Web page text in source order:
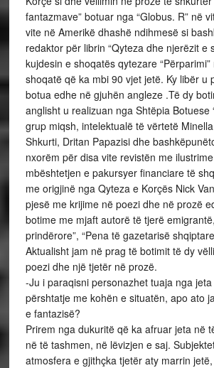
fantazmave” botuar nga “Globus. R” në
vite në Amerikë dhashë ndihmesë si
redaktor për librin “Qyteza dhe njerëzit e
kujdesin e shoqatës qytezare
shoqatë që ka mbi 90 vjet jetë. Ky libër u
botua edhe në gjuhën angleze .Të dy
anglisht u realizuan nga Shtëpia Botuese
grup miqsh, intelektualë të vërtetë
Shkurti, Dritan Papazisi dhe
nxorëm për disa vite revistën me
mbështetjen e pakursyer financiare të
me origjinë nga Qyteza e Korçës Nick
pjesë me krijime në poezi dhe në prozë
botime me mjaft autorë të tjerë
prindërore”, “Pena të gazetarisë
Aktualisht jam në prag të botimit të dy
poezi dhe një tjetër në prozë.
-Ju i paraqisni personazhet tuaja nga
përshtatje me kohën e situatën, apo ato
e fantazisë?
Prirem nga dukuritë që ka afruar jeta në
në të tashmen, në lëvizjen e saj.
atmosfera e gjithçka tjetër aty marrin